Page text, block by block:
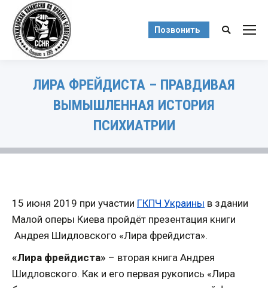
Позвонить Поиск:
ЛИРА ФРЕЙДИСТА – ПРАВДИВАЯ
ВЫМЫШЛЕННАЯ ИСТОРИЯ
ПСИХИАТРИИ
15 июня 2019 при участии ГКПЧ Украины в здании
Малой оперы Киева пройдёт презентация книги
Андрея Шидловского «Лира фрейдиста».
«Лира фрейдиста» – вторая книга Андрея
Шидловского. Как и его первая рукопись «Лира